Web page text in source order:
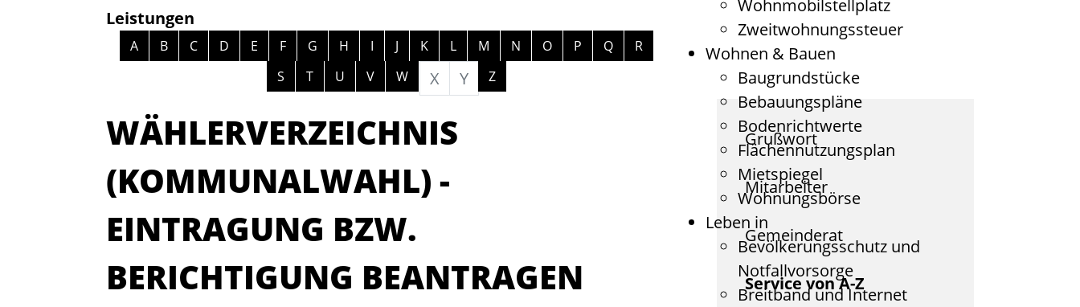
Wohnmobilstellplatz
Zweitwohnungssteuer
Wohnen & Bauen
Baugrundstücke
Bebauungspläne
Bodenrichtwerte
Flächennutzungsplan
Mietspiegel
Wohnungsbörse
Leben in
Bevölkerungsschutz und
Notfallvorsorge
Breitband und Internet
Leistungen
Alphabetisches Register überspringen
A B C D E F G H I J K L M N O P Q
R
S
T U V W X Y Z
WÄHLERVERZEICHNIS
(KOMMUNALWAHL) -
EINTRAGUNG BZW.
BERICHTIGUNG BEANTRAGEN
Grußwort
Mitarbeiter
Gemeinderat
Service von A-Z